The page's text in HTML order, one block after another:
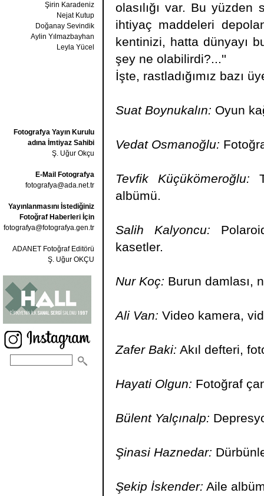
Şirin Karadeniz
Nejat Kutup
Doğanay Sevindik
Aylin Yılmazbayhan
Leyla Yücel
Fotografya Yayın Kurulu
adına İmtiyaz Sahibi
Ş. Uğur Okçu
E-Mail Fotografya
fotografya@ada.net.tr
Yayınlanmasını İstediğiniz
Fotoğraf Haberleri İçin
fotografya@fotografya.gen.tr
ADANET Fotoğraf Editörü
Ş. Uğur OKÇU
olasılığı var. Bu yüzden
ihtiyaç maddeleri
kentinizi, hatta dünyayı
şey ne olabilirdi?...''
İşte, rastladığımız bazı
Suat Boynukalın: Oyun
Vedat Osmanoğlu:
Tevfik Küçükömeroğlu:
albümü.
Salih Kalyoncu:
kasetler.
Nur Koç: Burun damlası,
Ali Van: Video kamera,
Zafer Baki: Akıl defteri,
Hayati Olgun: Fotoğraf
Bülent Yalçınalp:
Şinasi Haznedar:
Şekip İskender: Aile